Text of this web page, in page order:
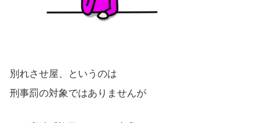
別れさせ屋、というのは
刑事罰の対象ではありませんが